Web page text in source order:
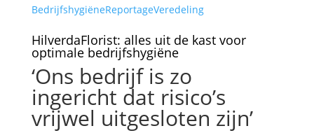
BedrijfshygiëneReportageVeredeling
HilverdaFlorist: alles uit de kast voor
optimale bedrijfshygiëne
‘Ons bedrijf is zo
ingericht dat risico’s
vrijwel uitgesloten zijn’